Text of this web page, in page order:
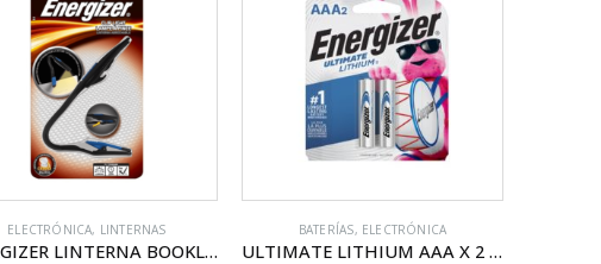
BATERÍAS,ELECTRÓNICA
ULTIMATE LITHIUM AAA X 2 unidades
ELECTRÓNICA,LINTERNAS
ENERGIZER LINTERNA MANOS LIBRE HEADLIGHT